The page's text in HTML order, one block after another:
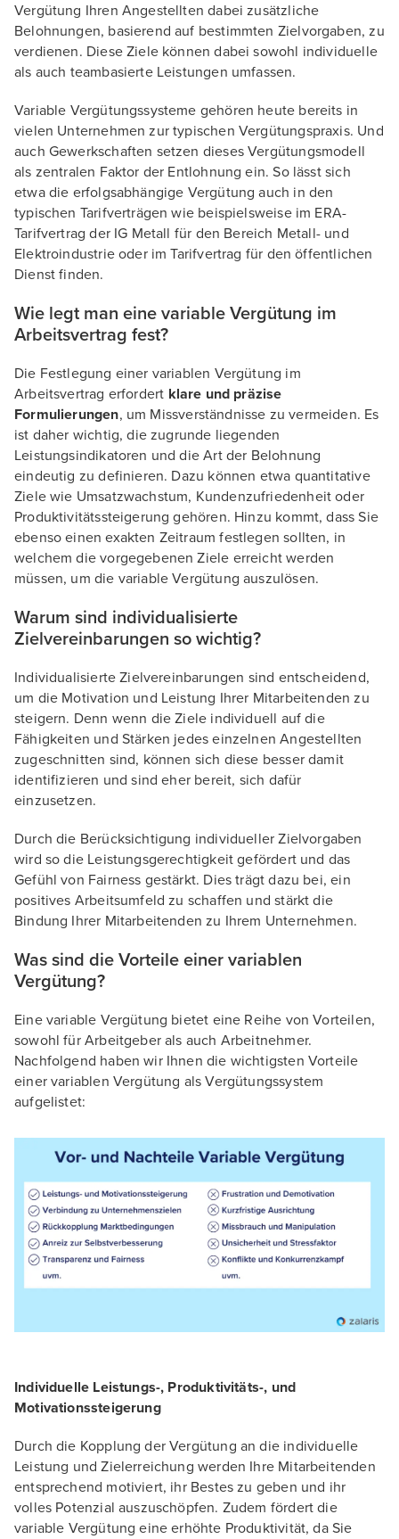
Vergütung Ihren Angestellten dabei zusätzliche
Belohnungen, basierend auf bestimmten Zielvorgaben, zu
verdienen. Diese Ziele können dabei sowohl individuelle
als auch teambasierte Leistungen umfassen.
Variable Vergütungssysteme gehören heute bereits in
vielen Unternehmen zur typischen Vergütungspraxis. Und
auch Gewerkschaften setzen dieses Vergütungsmodell
als zentralen Faktor der Entlohnung ein. So lässt sich
etwa die erfolgsabhängige Vergütung auch in den
typischen Tarifverträgen wie beispielsweise im ERA-
Tarifvertrag der IG Metall für den Bereich Metall- und
Elektroindustrie oder im Tarifvertrag für den öffentlichen
Dienst finden.
Wie legt man eine variable Vergütung im
Arbeitsvertrag fest?
Die Festlegung einer variablen Vergütung im
Arbeitsvertrag erfordert klare und präzise
Formulierungen, um Missverständnisse zu vermeiden. Es
ist daher wichtig, die zugrunde liegenden
Leistungsindikatoren und die Art der Belohnung
eindeutig zu definieren. Dazu können etwa quantitative
Ziele wie Umsatzwachstum, Kundenzufriedenheit oder
Produktivitätssteigerung gehören. Hinzu kommt, dass Sie
ebenso einen exakten Zeitraum festlegen sollten, in
welchem die vorgegebenen Ziele erreicht werden
müssen, um die variable Vergütung auszulösen.
Warum sind individualisierte
Zielvereinbarungen so wichtig?
Individualisierte Zielvereinbarungen sind entscheidend,
um die Motivation und Leistung Ihrer Mitarbeitenden zu
steigern. Denn wenn die Ziele individuell auf die
Fähigkeiten und Stärken jedes einzelnen Angestellten
zugeschnitten sind, können sich diese besser damit
identifizieren und sind eher bereit, sich dafür
einzusetzen.
Durch die Berücksichtigung individueller Zielvorgaben
wird so die Leistungsgerechtigkeit gefördert und das
Gefühl von Fairness gestärkt. Dies trägt dazu bei, ein
positives Arbeitsumfeld zu schaffen und stärkt die
Bindung Ihrer Mitarbeitenden zu Ihrem Unternehmen.
Was sind die Vorteile einer variablen
Vergütung?
Eine variable Vergütung bietet eine Reihe von Vorteilen,
sowohl für Arbeitgeber als auch Arbeitnehmer.
Nachfolgend haben wir Ihnen die wichtigsten Vorteile
einer variablen Vergütung als Vergütungssystem
aufgelistet:
Individuelle Leistungs-, Produktivitäts-, und
Motivationssteigerung
Durch die Kopplung der Vergütung an die individuelle
Leistung und Zielerreichung werden Ihre Mitarbeitenden
entsprechend motiviert, ihr Bestes zu geben und ihr
volles Potenzial auszuschöpfen. Zudem fördert die
variable Vergütung eine erhöhte Produktivität, da Sie